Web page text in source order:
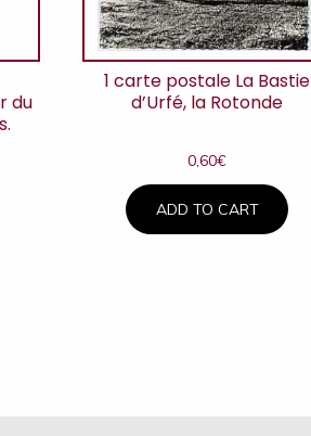
du
1 carte postale La Bastie
d’Urfé, la Rotonde
0,60€
ADD TO CART